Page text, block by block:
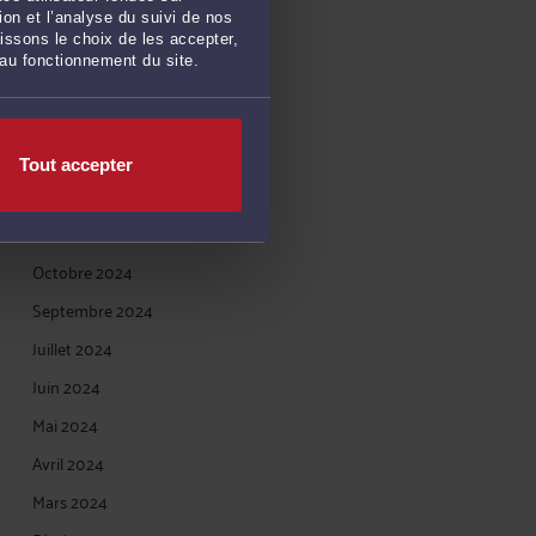
et l’analyse du suivi de nos
le choix de les accepter,
fonctionnement du site.
Tout accepter
Avril 2025
Février 2025
Janvier 2025
Octobre 2024
Septembre 2024
Juillet 2024
Juin 2024
Mai 2024
Avril 2024
Mars 2024